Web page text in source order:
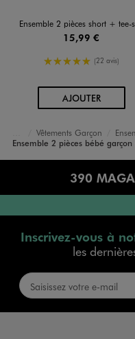
Ensemble 2 pièces short + tee-shirt bébé garçon - Camps United
15,99 €
5/5 de moyenne
(22 avis)
AJOUTERAU
Accueil
Bébé
Vêtements Garçon
Ensemble 2 pièces bébé
390
Inscrivez-vous à
les